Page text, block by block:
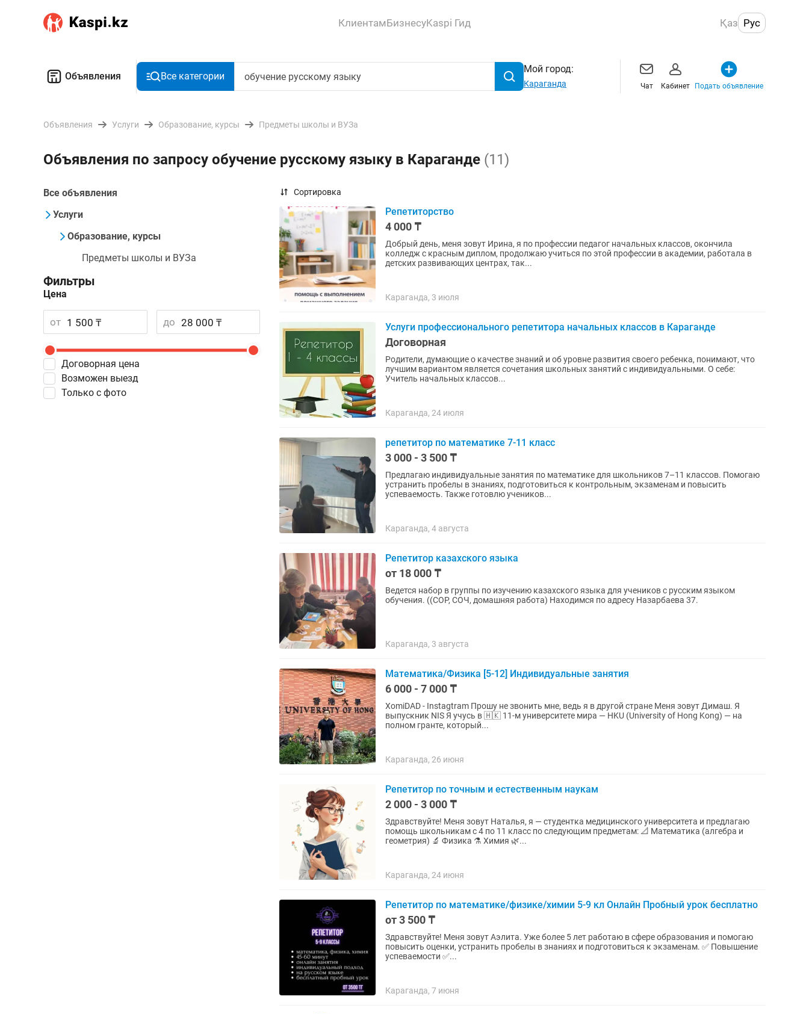
КлиентамБизнесуKaspi Гид Қаз Рус
Объявления Все категории
Мой город:
Караганда Чат Кабинет Подать объявление
Объявления Услуги Образование, курсы Предметы школы и ВУЗа
Объявления по запросу обучение русскому языку в Караганде (11)
Все объявления
Услуги
Образование, курсы
Предметы школы и ВУЗа
Фильтры
Цена
от до
Договорная цена
Возможен выезд
Только с фото
Сортировка
Репетиторство
4 000 ₸
Добрый день, меня зовут Ирина, я по профессии педагог начальных классов, окончила
колледж с красным диплом, продолжаю учиться по этой профессии в академии, работала в
детских развивающих центрах, так...
Караганда, 3 июля
Услуги профессионального репетитора начальных классов в Караганде
Договорная
Родители, думающие о качестве знаний и об уровне развития своего ребенка, понимают, что
лучшим вариантом является сочетания школьных занятий с индивидуальными. О себе:
Учитель начальных классов...
Караганда, 24 июля
репетитор по математике 7-11 класс
3 000 - 3 500 ₸
Предлагаю индивидуальные занятия по математике для школьников 7–11 классов. Помогаю
устранить пробелы в знаниях, подготовиться к контрольным, экзаменам и повысить
успеваемость. Также готовлю учеников...
Караганда, 4 августа
Репетитор казахского языка
от 18 000 ₸
Ведется набор в группы по изучению казахского языка для учеников с русским языком
обучения. ((СОР, СОЧ, домашняя работа) Находимся по адресу Назарбаева 37.
Караганда, 3 августа
Математика/Физика [5-12] Индивидуальные занятия
6 000 - 7 000 ₸
XomiDAD - Instagtram Прошу не звонить мне, ведь я в другой стране Меня зовут Димаш. Я
выпускник NIS Я учусь в 🇭🇰 11-м университете мира — HKU (University of Hong Kong) — на
полном гранте, который...
Караганда, 26 июня
Репетитор по точным и естественным наукам
2 000 - 3 000 ₸
Здравствуйте! Меня зовут Наталья, я — студентка медицинского университета и предлагаю
помощь школьникам с 4 по 11 класс по следующим предметам: 📐 Математика (алгебра и
геометрия) 🔬 Физика ⚗ Химия 🌿...
Караганда, 24 июня
Репетитор по математике/физике/химии 5-9 кл Онлайн Пробный урок бесплатно
от 3 500 ₸
Здравствуйте! Меня зовут Аэлита. Уже более 5 лет работаю в сфере образования и помогаю
повысить оценки, устранить пробелы в знаниях и подготовиться к экзаменам. ✅ Повышение
успеваемости ✅...
Караганда, 7 июня